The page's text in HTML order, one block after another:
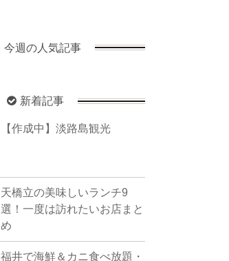
今週の人気記事
新着記事
【作成中】淡路島観光
天橋立の美味しいランチ9
選！一度は訪れたいお店まと
め
福井で海鮮＆カニ食べ放題・